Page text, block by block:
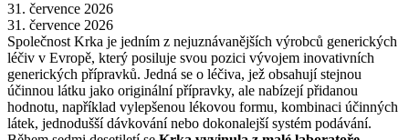
31. července 2026
31. července 2026
Společnost Krka je jedním z nejuznávanějších výrobců generických
léčiv v Evropě, který posiluje svou pozici vývojem inovativních
generických přípravků. Jedná se o léčiva, jež obsahují stejnou
účinnou látku jako originální přípravky, ale nabízejí přidanou
hodnotu, například vylepšenou lékovou formu, kombinaci účinných
látek, jednodušší dávkování nebo dokonalejší systém podávání.